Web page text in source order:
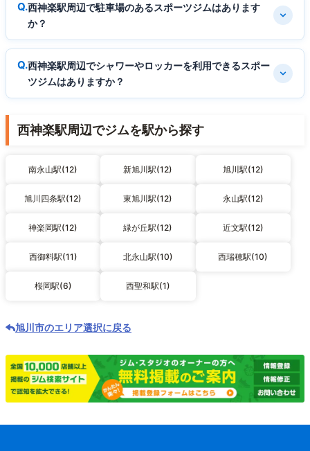
西神楽駅周辺で駐車場のあるスポーツジムはあります
か？
西神楽駅周辺でシャワーやロッカーを利用できるスポー
ツジムはありますか？
西神楽駅周辺でジムを駅から探す
南永山駅(12) 新旭川駅(12) 旭川駅(12)
旭川四条駅(12) 東旭川駅(12) 永山駅(12)
神楽岡駅(12) 緑が丘駅(12) 近文駅(12)
西御料駅(11) 北永山駅(10) 西瑞穂駅(10)
桜岡駅(6) 西聖和駅(1)
旭川市のエリア選択に戻る